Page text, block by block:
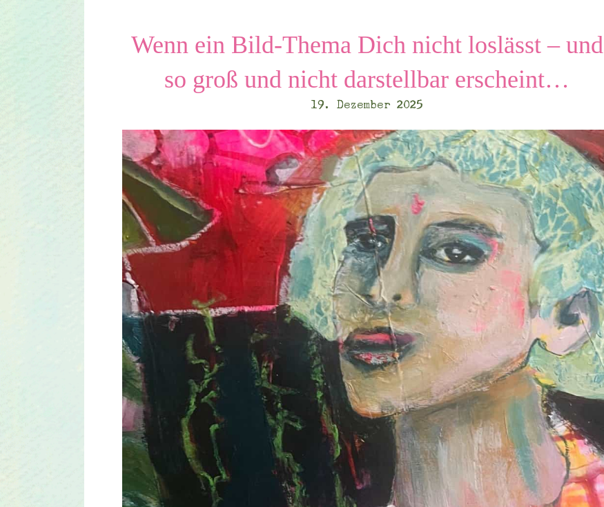
Wenn ein Bild-Thema Dich nicht loslässt – und
so groß und nicht darstellbar erscheint…
19. Dezember 2025